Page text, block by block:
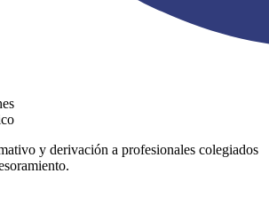
y derivación a profesionales colegiados